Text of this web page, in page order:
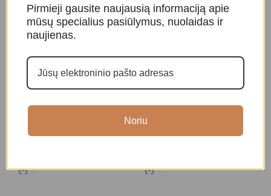
Raktų pakabukas „Budos
Raktų pakabukas „Buda”
Pirmieji gausite naujausią informaciją apie
mūsų specialius pasiūlymus, nuolaidas ir
naujienas.
Noriu